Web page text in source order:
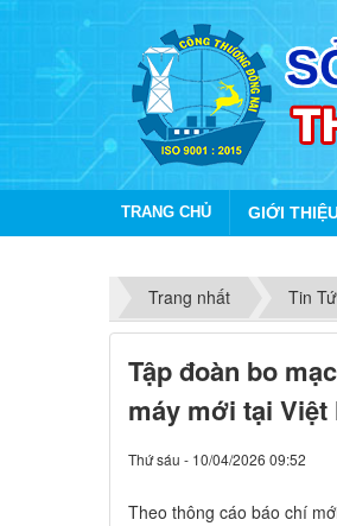
TRANG CHỦ GIỚI
Trang nhất
Tin
Tập đoàn bo
máy mới tại Việt
Thứ sáu - 10/04/2026 09:52
Theo thông cáo báo chí